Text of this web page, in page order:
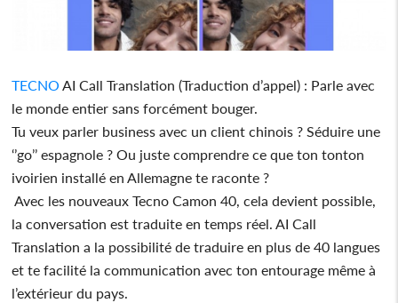
TECNO AI Call Translation (Traduction d’appel) : Parle avec
le monde entier sans forcément bouger.
Tu veux parler business avec un client chinois ? Séduire une
‘’go’’ espagnole ? Ou juste comprendre ce que ton tonton
ivoirien installé en Allemagne te raconte ?
Avec les nouveaux Tecno Camon 40, cela devient possible,
la conversation est traduite en temps réel. AI Call
Translation a la possibilité de traduire en plus de 40 langues
et te facilité la communication avec ton entourage même à
l’extérieur du pays.